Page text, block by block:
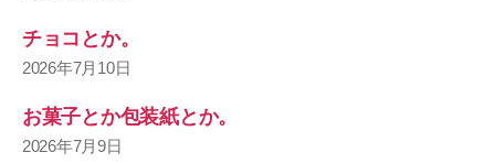
チョコとか。
2026年7月10日
お菓子とか包装紙とか。
2026年7月9日